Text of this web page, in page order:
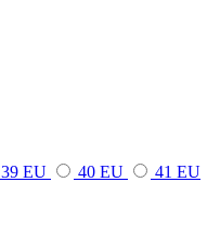
39 EU 40 EU
41 EU